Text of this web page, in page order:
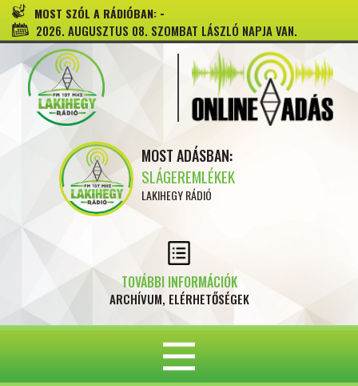
MOST SZÓL A RÁDIÓBAN: -
2026. AUGUSZTUS 08. SZOMBAT LÁSZLÓ NAPJA VAN.
MOST ADÁSBAN:
SLÁGEREMLÉKEK
LAKIHEGY RÁDIÓ
TOVÁBBI INFORMÁCIÓK
ARCHÍVUM, ELÉRHETŐSÉGEK